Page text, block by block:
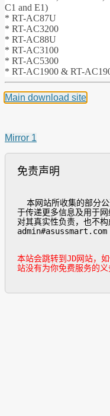
C1 and E1)
* RT-AC87U
* RT-AC3200
* RT-AC88U
* RT-AC3100
* RT-AC5300
* RT-AC1900 & RT-
Main download site
Mirror 1
免责声明
于传递更多信息及用于
对其真实性负责，也不
admin#asussmart.com
本站会跳转到JD网站，
站没有为你免费服务的义